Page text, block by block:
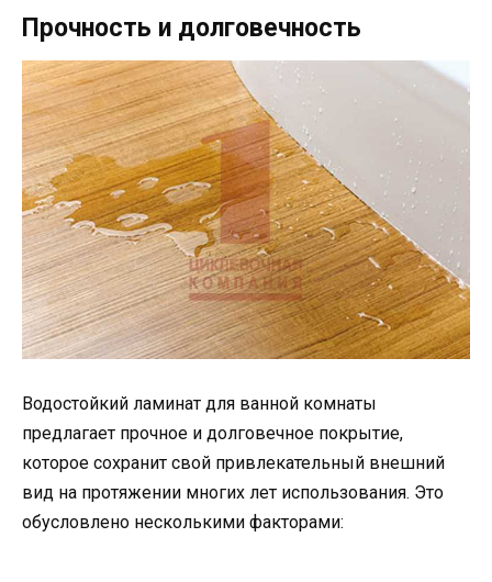
Прочность и долговечность
Водостойкий ламинат для ванной комнаты
предлагает прочное и долговечное покрытие,
которое сохранит свой привлекательный внешний
вид на протяжении многих лет использования. Это
обусловлено несколькими факторами: